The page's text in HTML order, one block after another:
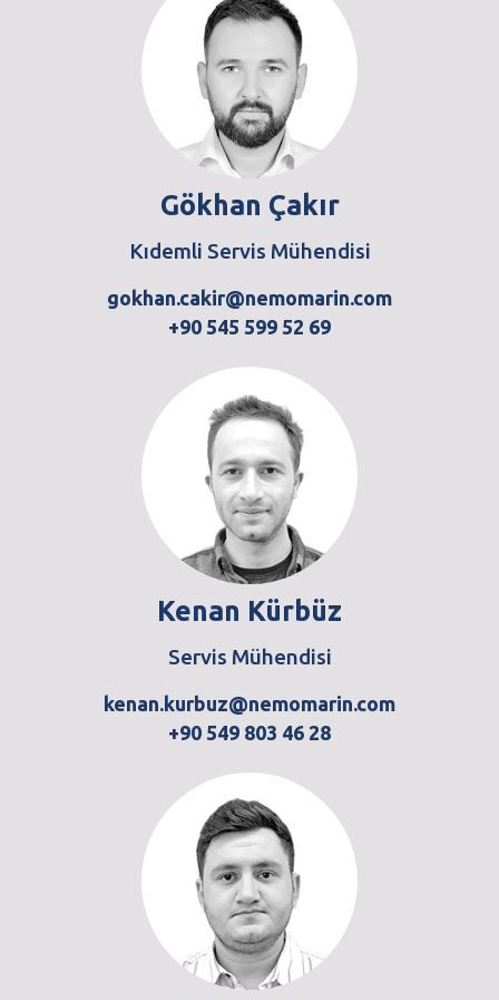
Gökhan Çakır
Kıdemli Servis Mühendisi
gokhan.cakir@nemomarin.com
+90 545 599 52 69
Kenan Kürbüz
Servis Mühendisi
kenan.kurbuz@nemomarin.com
+90 549 803 46 28